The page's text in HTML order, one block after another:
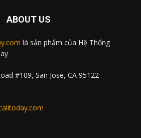
ABOUT US
là sản phẩm của Hệ Thống
#109, San Jose, CA 95122